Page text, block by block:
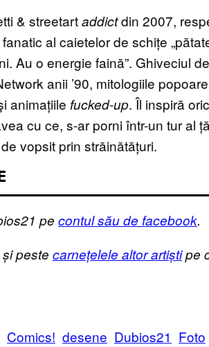
& streetartaddictdin 2007,
al caietelor de schițe
Au o energie faină”. Ghiveciul
anii ’90, mitologiile
animațiile fucked-up. Îl inspiră
cu ce, s-ar porni într-un tur al
vopsit prin străinătățuri.
pe contul său de facebook.
peste carnețelele altor artiștipe
Comics! desene Dubios21 Foto